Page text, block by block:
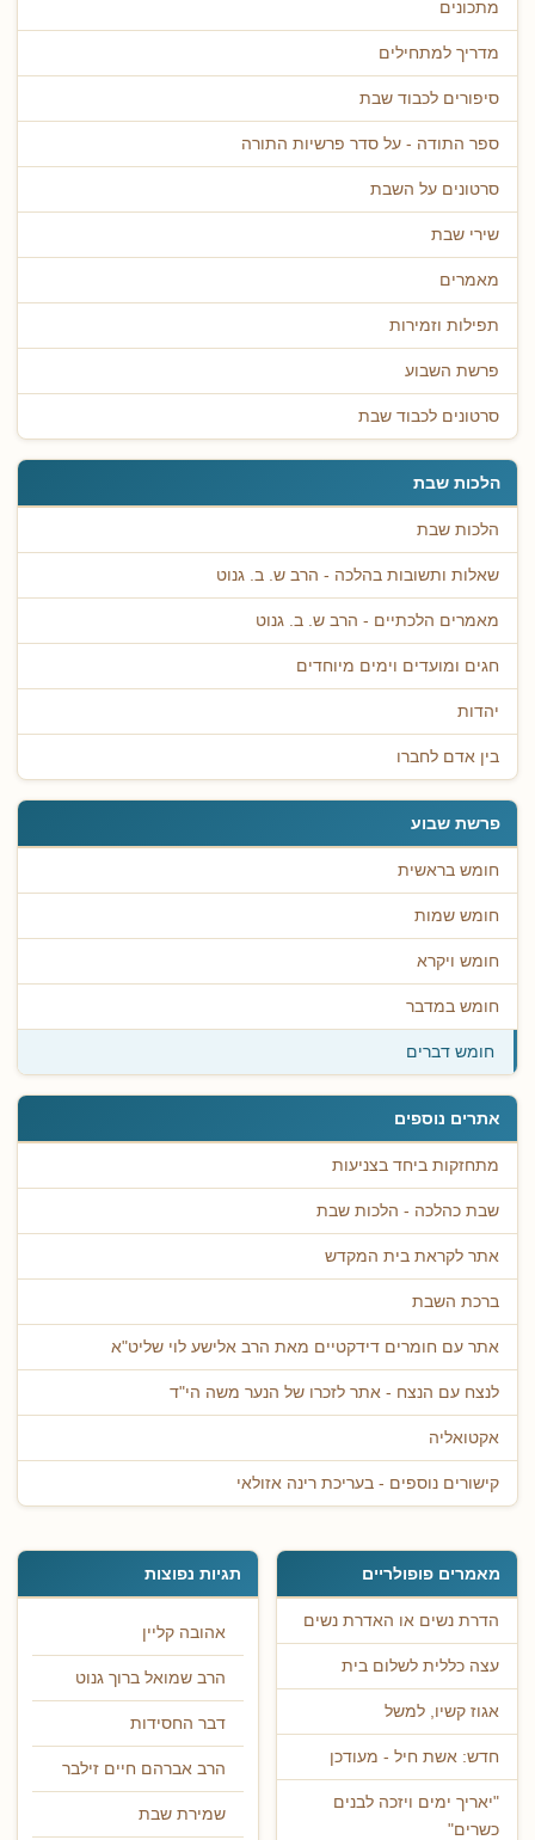
מתכונים
מדריך למתחילים
סיפורים לכבוד שבת
ספר התודה - על סדר פרשיות התורה
סרטונים על השבת
שירי שבת
מאמרים
תפילות וזמירות
פרשת השבוע
סרטונים לכבוד שבת
הלכות שבת
הלכות שבת
שאלות ותשובות בהלכה - הרב ש. ב. גנוט
מאמרים הלכתיים - הרב ש. ב. גנוט
חגים ומועדים וימים מיוחדים
יהדות
בין אדם לחברו
פרשת שבוע
חומש בראשית
חומש שמות
חומש ויקרא
חומש במדבר
חומש דברים
אתרים נוספים
מתחזקות ביחד בצניעות
שבת כהלכה - הלכות שבת
אתר לקראת בית המקדש
ברכת השבת
אתר עם חומרים דידקטיים מאת הרב אלישע לוי שליט"א
לנצח עם הנצח - אתר לזכרו של הנער משה הי"ד
אקטואליה
קישורים נוספים - בעריכת רינה אזולאי
מאמרים פופולריים
הדרת נשים או האדרת נשים
עצה כללית לשלום בית
אגוז קשיו, למשל
חדש: אשת חיל - מעודכן
"יאריך ימים ויזכה לבנים
כשרים"
תגיות נפוצות
אהובה קליין
הרב שמואל ברוך גנוט
דבר החסידות
הרב אברהם חיים זילבר
שמירת שבת